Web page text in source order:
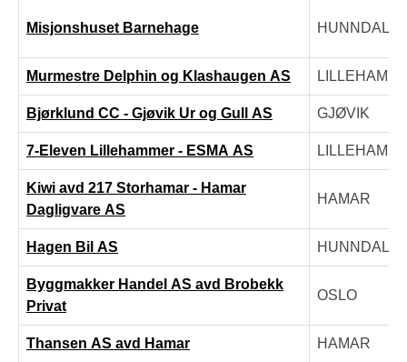
Misjonshuset Barnehage
Murmestre Delphin og Klashaugen AS
Bjørklund CC - Gjøvik Ur og Gull AS GJØVIK
7-Eleven Lillehammer - ESMA AS
Kiwi avd 217 Storhamar - Hamar
Dagligvare AS
HAMAR
Hagen Bil AS
Byggmakker Handel AS avd Brobekk
Privat
OSLO
Thansen AS avd Hamar HAMAR